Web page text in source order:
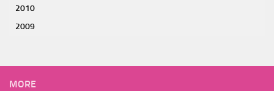
2010
2009
MORE